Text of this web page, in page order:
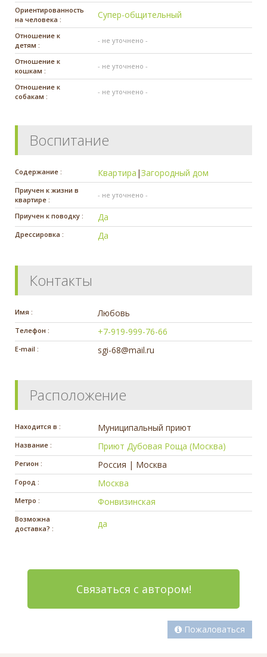
Ориентированность
на человека :
Супер-общительный
Отношение к
детям :
- не уточнено -
Отношение к
кошкам :
- не уточнено -
Отношение к
собакам :
- не уточнено -
Воспитание
Содержание : Квартира |Загородный дом
Приучен к жизни в
квартире :
- не уточнено -
Приучен к поводку : Да
Дрессировка : Да
Контакты
Имя : Любовь
Телефон : +7-919-999-76-66
E-mail : sgi-68@mail.ru
Расположение
Находится в : Муниципальный приют
Название : Приют Дубовая Роща (Москва)
Регион : Россия | Москва
Город : Москва
Метро : Фонвизинская
Возможна
доставка? :
да
Связаться с автором!
Пожаловаться